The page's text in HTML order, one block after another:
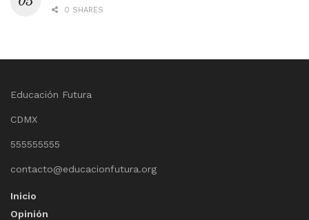
0 SHARES
Educación Futura
CDMX
555555555
contacto@educacionfutura.org
Inicio
Opinión